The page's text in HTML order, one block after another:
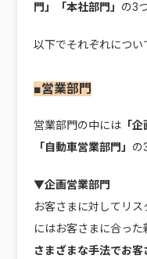
門」「本社部門」 の3
以下でそれぞれについ
■営業部門
営業部門の中には「企
「自動車営業部門」 の
▼企画営業部門
お客さまに対してリ
にはお客さまに合った
さまざまな手法でお